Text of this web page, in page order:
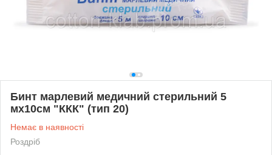
Бинт марлевий медичний стерильний 5
мх10см "ККК" (тип 20)
Немає в наявності
Роздріб